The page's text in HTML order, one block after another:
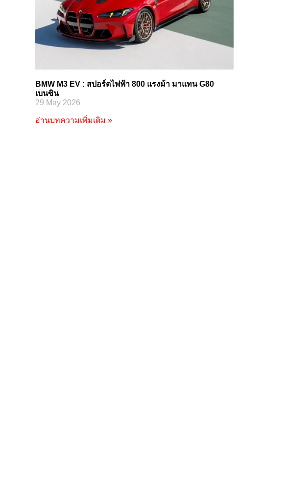
BMW M3 EV : สปอร์ตไฟฟ้า 800 แรงม้า มาแทน G80
เบนซิน
29 May 2026
อ่านบทความเพิ่มเติม »